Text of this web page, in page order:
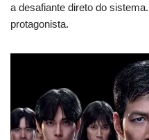
a desafiante direto do
protagonista.